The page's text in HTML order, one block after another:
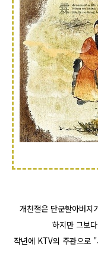
개천절은 단군할아버지
하지만 그보
작년에 KTV의 주관으로